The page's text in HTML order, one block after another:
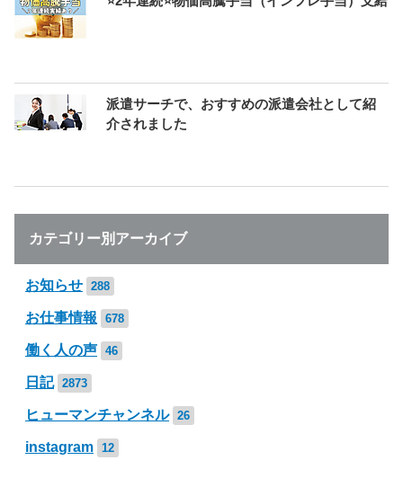
派遣サーチで、おすすめの派遣会社として紹
介されました
カテゴリー別アーカイブ
お知らせ 288
お仕事情報 678
働く人の声 46
日記 2873
ヒューマンチャンネル 26
instagram 12